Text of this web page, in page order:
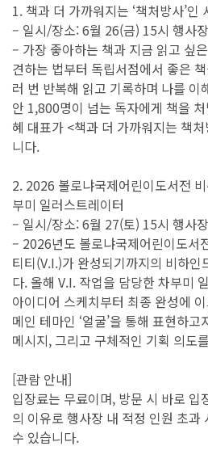
1. 책과 더 가까워지는 ‘책처방사’인
– 일시/장소: 6월 26(금) 15시 행사
– 가장 좋아하는 책과 지금 읽고 싶
견하는 법부터 독립서점에서 좋은
러 번 반복해 읽고 기록하며 나를 이
안 1,800명이 넘는 독자에게 책을
혜 대표가 <책과 더 가까워지는 책
니다.
2. 2026 볼로냐국제어린이도서전
부미 일러스트레이터
– 일시/장소: 6월 27(토) 15시 행사
– 2026년도 볼로냐국제어린이도서
티티(V.I.)가 완성되기까지의 비하인
다. 올해 V.I. 작업을 담당한 차부미
아이디어 스케치부터 최종 완성에
메인 테마인 ‘얼굴’을 통해 표현하고
메시지, 그리고 구체적인 기획 의도
[관람 안내]
입장료는 무료이며, 방문 시 바로 입
의 이유로 행사장 내 적정 인원 초과
수 있습니다.